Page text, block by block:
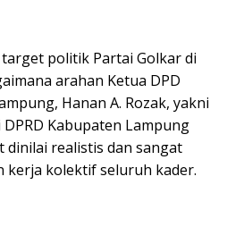
politik Partai Golkar di
arahan Ketua DPD
Hanan A. Rozak, yakni
Kabupaten Lampung
dinilai realistis dan sangat
kerja kolektif seluruh kader.